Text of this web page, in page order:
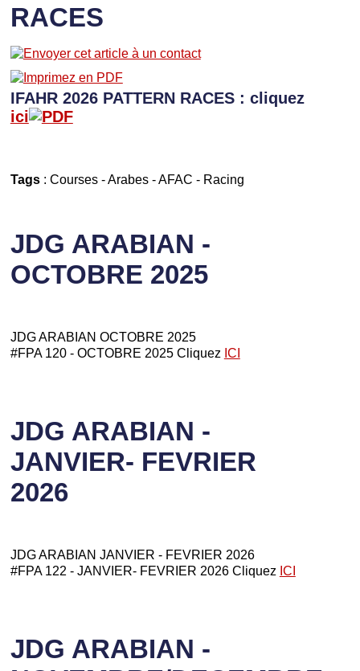
RACES
IFAHR 2026 PATTERN RACES : cliquez
ici
Tags: Courses-Arabes-AFAC - Racing
JDG ARABIAN -
OCTOBRE 2025
JDG ARABIAN OCTOBRE 2025
#FPA 120 - OCTOBRE 2025 Cliquez ICI
JDG ARABIAN -
JANVIER- FEVRIER
2026
JDG ARABIAN JANVIER - FEVRIER 2026
#FPA 122 - JANVIER- FEVRIER 2026 Cliquez ICI
JDG ARABIAN -